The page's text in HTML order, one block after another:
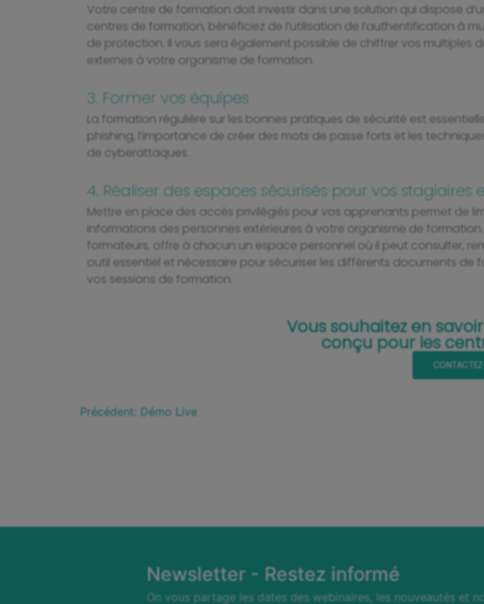
Votre centre de formation doit investir dans une solution qui dispose
centres de formation, bénéficiez de l’utilisation de l’authentification à
de protection. Il vous sera également possible de chiffrer vos multiples
externes à votre organisme de formation.
3. Former vos équipes
La formation régulière sur les bonnes pratiques de sécurité est
phishing, l’importance de créer des mots de passe forts et les
de cyberattaques.
4. Réaliser des espaces sécurisés pour vos stagiaires
Mettre en place des accès privilégiés pour vos apprenants permet de
informations des personnes extérieures à votre organisme de formation.
formateurs, offre à chacun un espace personnel où il peut consulter,
outil essentiel et nécessaire pour sécuriser les différents documents
vos sessions de formation.
Vous souhaitez en
conçu pour les
Précédent: Démo Live
Newsletter - Restez informé
On vous partage les dates des webinaires, les nouveautés et